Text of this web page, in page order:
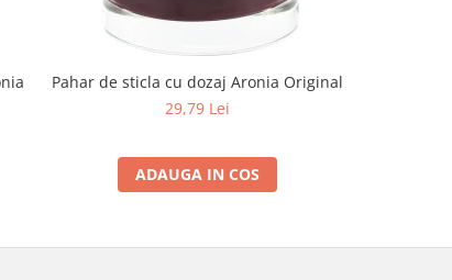
Pahar de sticla cu dozaj Aronia Original
29,79 Lei
ADAUGA IN COS